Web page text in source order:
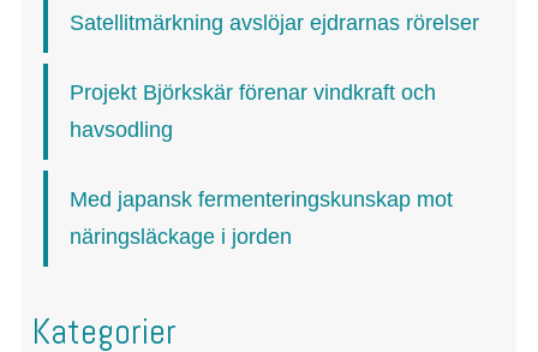
Satellitmärkning avslöjar ejdrarnas rörelser
Projekt Björkskär förenar vindkraft och
havsodling
Med japansk fermenteringskunskap mot
näringsläckage i jorden
Kategorier